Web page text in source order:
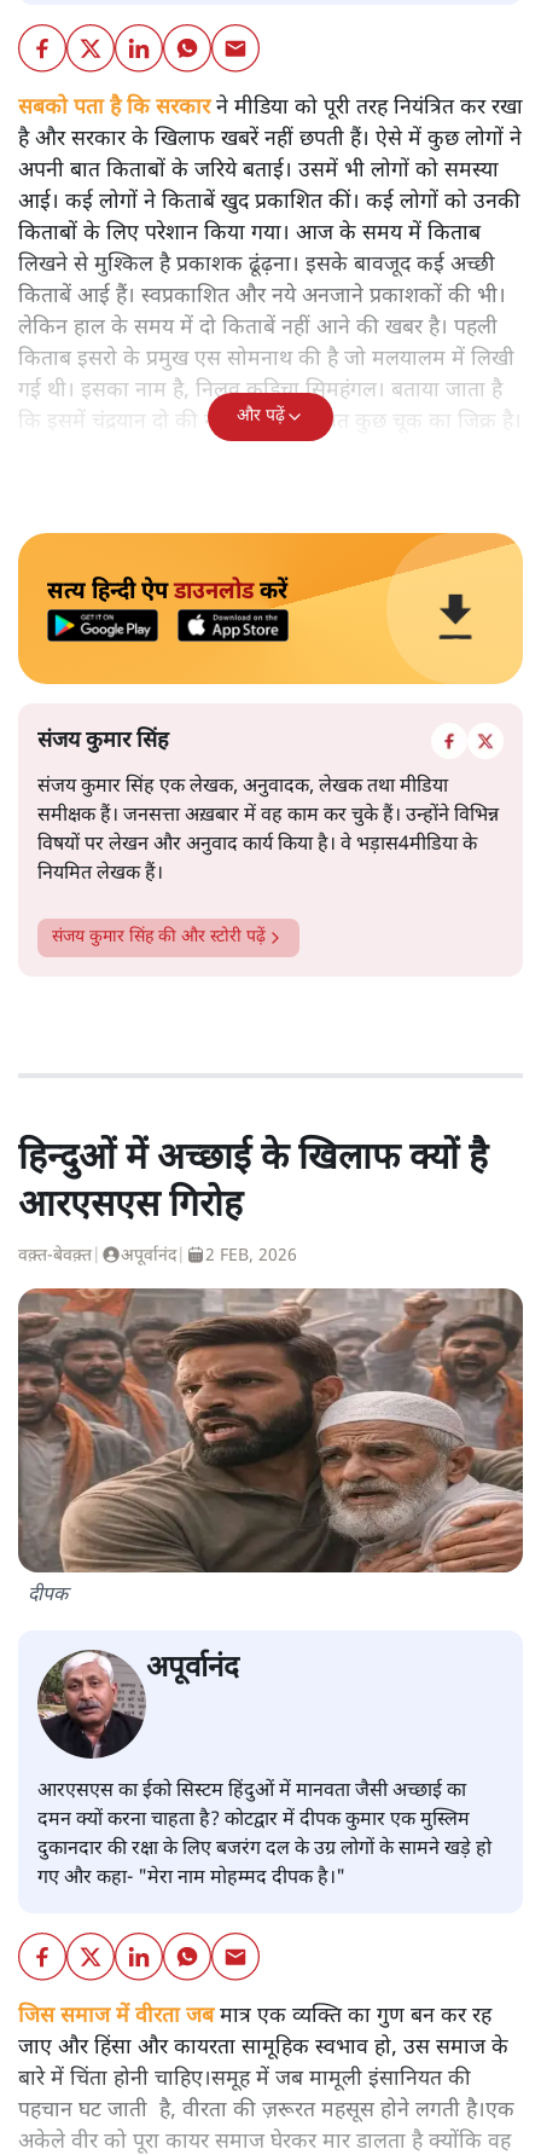
सबको पता है कि सरकारने मीडिया को पूरी तरह नियंत्रित कर रखा
है और सरकार के खिलाफ खबरें नहीं छपती हैं। ऐसे में कुछ लोगों ने
अपनी बात किताबों के जरिये बताई। उसमें भी लोगों को समस्या
आई। कई लोगों ने किताबें खुद प्रकाशित कीं। कई लोगों को उनकी
किताबों के लिए परेशान किया गया। आज के समय में किताब
लिखने से मुश्किल है प्रकाशक ढूंढ़ना। इसके बावजूद कई अच्छी
किताबें आई हैं। स्वप्रकाशित और नये अनजाने प्रकाशकों की भी।
लेकिन हाल के समय में दो किताबें नहीं आने की खबर है। पहली
किताब इसरो के प्रमुख एस सोमनाथ की है जो मलयालम में लिखी
गई थी। इसका नाम है, निलवु कुडिचा सिमहंगल। बताया जाता है
कि इसमें चंद्रयान दो की नाकामी से संबंधित कुछ चूक का जिक्र है।
और पढ़ें
सत्य हिन्दी ऐपडाउनलोडकरें
संजय कुमार सिंह
संजय कुमार सिंह एक लेखक, अनुवादक, लेखक तथा मीडिया
समीक्षक हैं। जनसत्ता अख़बार में वह काम कर चुके हैं। उन्होंने विभिन्न
विषयों पर लेखन और अनुवाद कार्य किया है। वे भड़ास4मीडिया के
नियमित लेखक हैं।
संजय कुमार सिंहकी और स्टोरी पढ़ें
हिन्दुओं में अच्छाई के खिलाफ क्यों है
आरएसएस गिरोह
वक़्त-बेवक़्त अपूर्वानंद| 2 FEB, 2026
दीपक
अपूर्वानंद
आरएसएस का ईको सिस्टम हिंदुओं में मानवता जैसी अच्छाई का
दमन क्यों करना चाहता है? कोटद्वार में दीपक कुमार एक मुस्लिम
दुकानदार की रक्षा के लिए बजरंग दल के उग्र लोगों के सामने खड़े हो
गए और कहा- "मेरा नाम मोहम्मद दीपक है।"
जिस समाज में वीरता जबमात्र एक व्यक्ति का गुण बन कर रह
जाए और हिंसा और कायरता सामूहिक स्वभाव हो, उस समाज के
बारे में चिंता होनी चाहिए।समूह में जब मामूली इंसानियत की
पहचान घट जाती है, वीरता की ज़रूरत महसूस होने लगती है।एक
अकेले वीर को पूरा कायर समाज घेरकर मार डालता है क्योंकि वह